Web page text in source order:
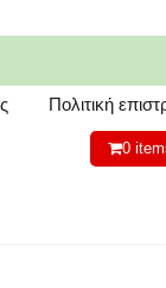
Πολιτική
0